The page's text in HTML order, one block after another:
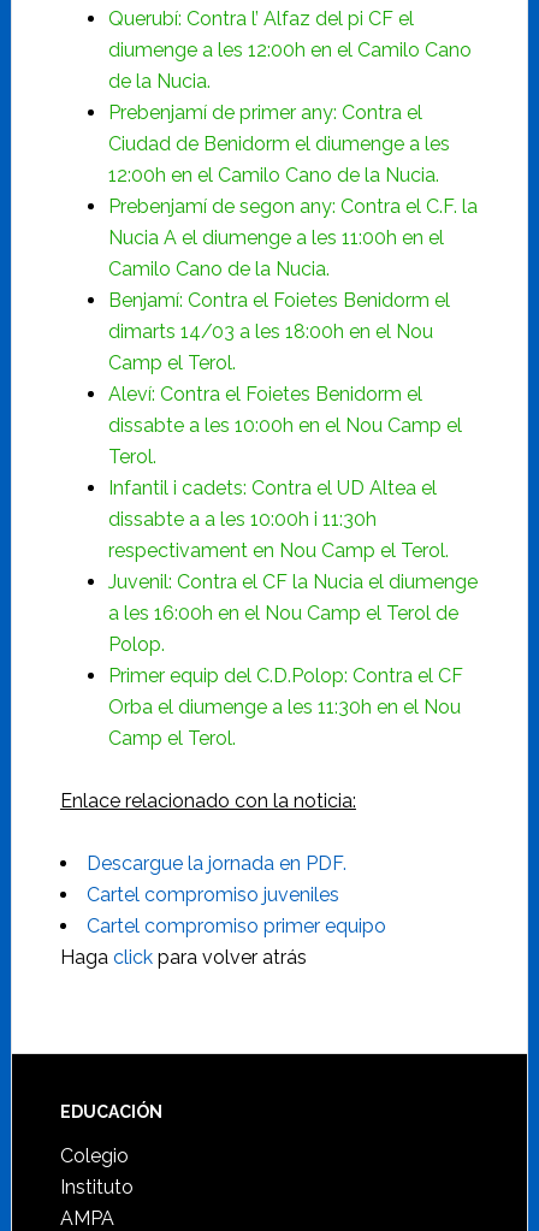
Querubí: Contra l’ Alfaz del pi CF el
diumenge a les 12:00h en el Camilo Cano
de la Nucia.
Prebenjamí de primer any: Contra el
Ciudad de Benidorm el diumenge a les
12:00h en el Camilo Cano de la Nucia.
Prebenjamí de segon any: Contra el C.F. la
Nucia A el diumenge a les 11:00h en el
Camilo Cano de la Nucia.
Benjamí: Contra el Foietes Benidorm el
dimarts 14/03 a les 18:00h en el Nou
Camp el Terol.
Aleví: Contra el Foietes Benidorm el
dissabte a les 10:00h en el Nou Camp el
Terol.
Infantil i cadets: Contra el UD Altea el
dissabte a a les 10:00h i 11:30h
respectivament en Nou Camp el Terol.
Juvenil: Contra el CF la Nucia el diumenge
a les 16:00h en el Nou Camp el Terol de
Polop.
Primer equip del C.D.Polop: Contra el CF
Orba el diumenge a les 11:30h en el Nou
Camp el Terol.
Enlace relacionado con la noticia:
Descargue la jornada en PDF.
Cartel compromiso juveniles
Cartel compromiso primer equipo
Haga clickpara volver atrás
Footer
EDUCACIÓN
Colegio
Instituto
AMPA